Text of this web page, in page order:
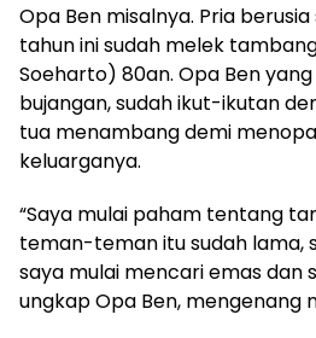
Opa Ben misalnya. Pria
tahun ini sudah melek
Soeharto) 80an. Opa Ben
bujangan, sudah ikut-ikutan
tua menambang demi
keluarganya.
“Saya mulai paham tentang
teman-teman itu sudah lama,
saya mulai mencari emas dan
ungkap Opa Ben, mengenang